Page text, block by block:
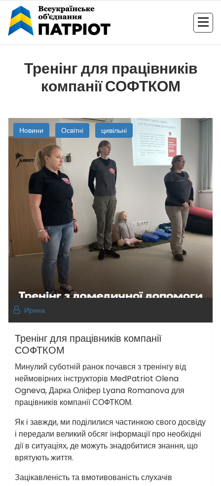
Перейти
контенту
Тренінг для працівників
компанії СОФТКОМ
Новини Освітні цивільні
Ирина
Тренінг для працівників компанії
СОФТКОМ
Минулий суботній ранок почався з тренінгу від
неймовірних інструкторів MedPatriot Olena
Ogneva, Дарка Оліфер Lyana Romanova для
працівників компанії СОФТКОМ.
Як і завжди, ми поділилися частинкою свого досвіду
і передали великий обсяг інформації про необхідні
дії в ситуаціях, де можуть знадобитися знання, що
врятують життя.
Зацікавленість та вмотивованість слухачів